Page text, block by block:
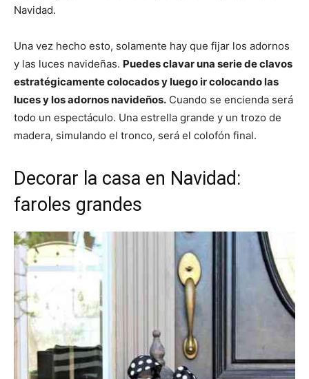
Navidad.
Una vez hecho esto, solamente hay que fijar los adornos
y las luces navideñas. Puedes clavar una serie de clavos
estratégicamente colocados y luego ir colocando las
luces y los adornos navideños. Cuando se encienda será
todo un espectáculo. Una estrella grande y un trozo de
madera, simulando el tronco, será el colofón final.
Decorar la casa en Navidad:
faroles grandes